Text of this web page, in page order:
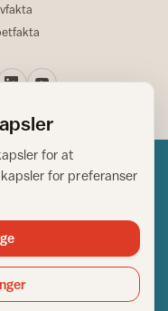
bygg
Reserved.
Vangen
for at
for preferanser